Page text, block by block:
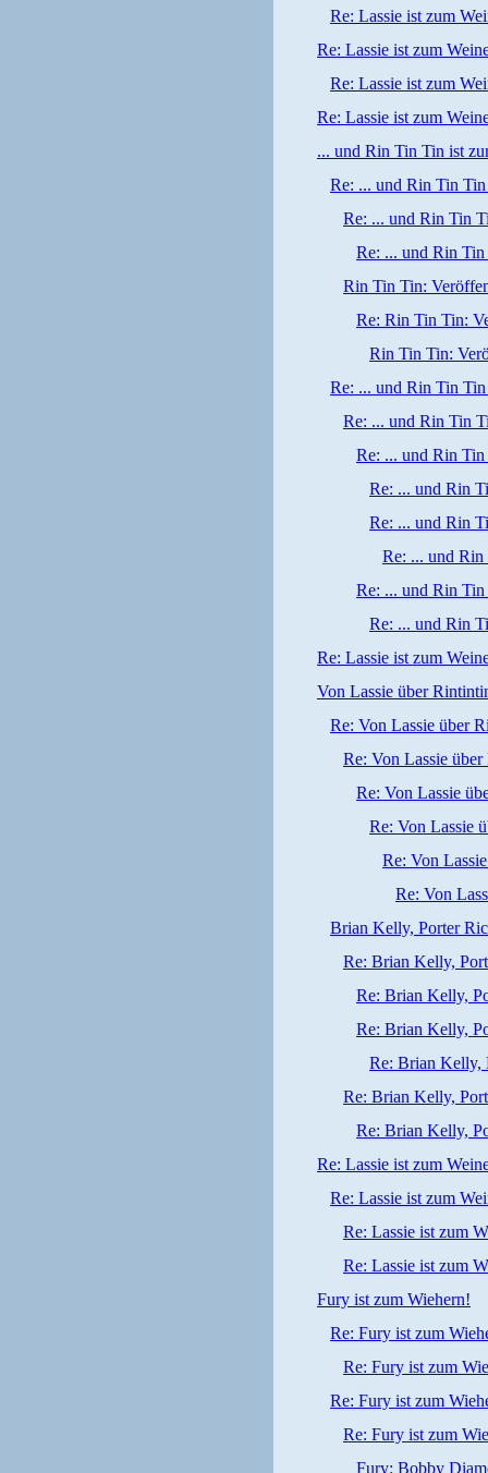
Re: Lassie ist zum
Re: Lassie ist zum
Re: Lassie ist zum
Re: Lassie ist zum
... und Rin Tin Tin ist
Re: ... und Rin Tin
Re: ... und Rin Tin
Re: ... und Rin
Rin Tin Tin:
Re: Rin Tin Tin:
Rin Tin Tin:
Re: ... und Rin Tin
Re: ... und Rin Tin
Re: ... und Rin
Re: ... und Rin
Re: ... und Rin
Re: ... und
Re: ... und Rin
Re: ... und Rin
Re: Lassie ist zum
Von Lassie über
Re: Von Lassie über
Re: Von Lassie
Re: Von Lassie
Re: Von Lassie
Re: Von
Re: Von
Brian Kelly, Porter
Re: Brian Kelly,
Re: Brian Kelly,
Re: Brian Kelly,
Re: Brian Kelly,
Re: Brian Kelly,
Re: Brian Kelly,
Re: Lassie ist zum
Re: Lassie ist zum
Re: Lassie ist zum
Re: Lassie ist zum
Fury ist zum Wiehern!
Re: Fury ist zum
Re: Fury ist zum
Re: Fury ist zum
Re: Fury ist zum
Fury: Bobby